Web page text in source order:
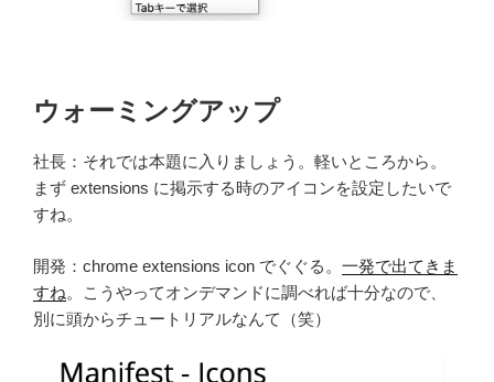
ウォーミングアップ
社長：それでは本題に入りましょう。軽いところから。
まず extensions に掲示する時のアイコンを設定したいで
すね。
開発：chrome extensions icon でぐぐる。 一発で出てきま
すね。こうやってオンデマンドに調べれば十分なので、
別に頭からチュートリアルなんて（笑）